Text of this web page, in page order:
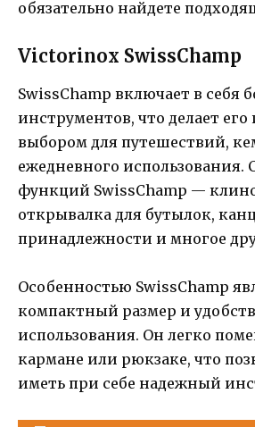
обязательно найдете
Victorinox SwissChamp
SwissChamp включает в себя
инструментов, что делает
выбором для путешествий,
ежедневного использования.
функций SwissChamp —
открывалка для бутылок,
принадлежности и многое
Особенностью SwissChamp
компактный размер и
использования. Он легко
кармане или рюкзаке, что
иметь при себе надежный